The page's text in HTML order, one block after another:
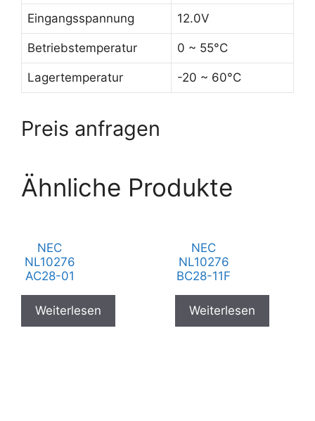
Eingangsspannung 12.0V
Betriebstemperatur 0 ~ 55°C
Lagertemperatur -20 ~ 60°C
Preis anfragen
Ähnliche Produkte
NEC
NL10276
AC28-01
Weiterlesen
NEC
NL10276
BC28-11F
Weiterlesen